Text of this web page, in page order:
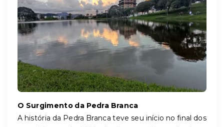
O Surgimento da Pedra Branca
A história da Pedra Branca teve seu início no final dos